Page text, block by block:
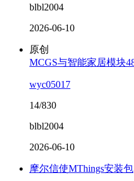
blbl2004
2026-06-10
原创
MCGS与智能家居模块
wyc05017
14/830
blbl2004
2026-06-10
摩尔信使MThings安装包